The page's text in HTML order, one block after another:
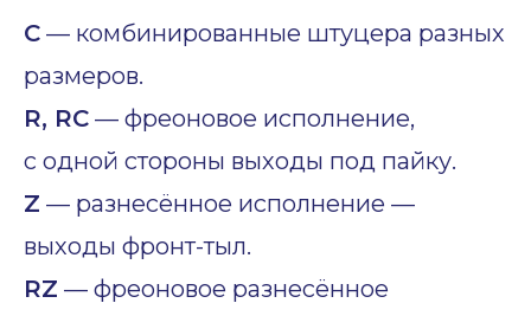
C — комбинированные штуцера разных
размеров.
R, RC — фреоновое исполнение,
с одной стороны выходы под пайку.
Z — разнесённое исполнение —
выходы фронт-тыл.
RZ — фреоновое разнесённое